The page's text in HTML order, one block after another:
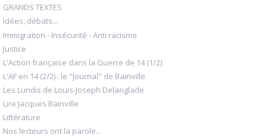
GRANDS TEXTES
Idées, débats...
Immigration - Insécurité - Anti racisme
Justice
L'Action française dans la Guerre de 14 (1/2)
L'AF en 14 (2/2) : le "Journal" de Bainville
Les Lundis de Louis-Joseph Delanglade
Lire Jacques Bainville
Littérature
Nos lecteurs ont la parole...